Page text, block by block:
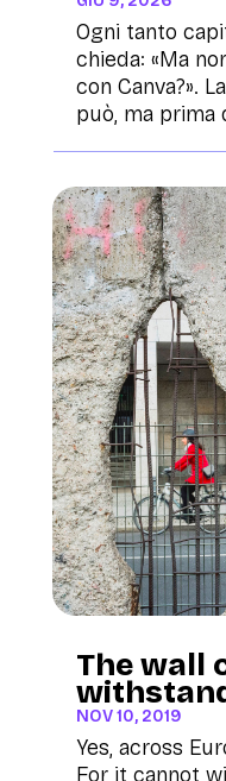
Ogni tanto
chieda: «Ma
con Canva?».
può, ma prima
The wall
NOV 10, 2019
Yes, across
For it cannot